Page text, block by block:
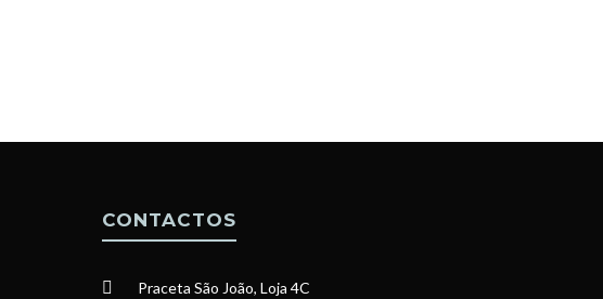
CONTACTOS
Praceta São João, Loja 4C